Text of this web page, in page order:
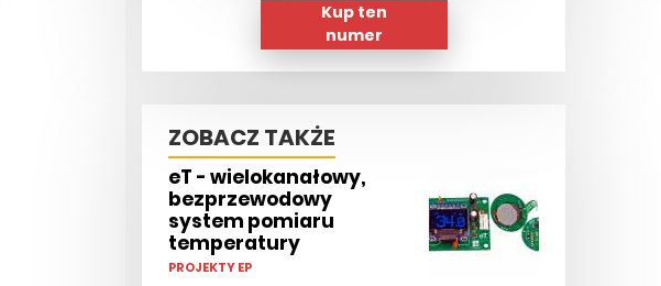
Kup ten
numer
ZOBACZ TAKŻE
eT - wielokanałowy,
bezprzewodowy
system pomiaru
temperatury
PROJEKTY EP